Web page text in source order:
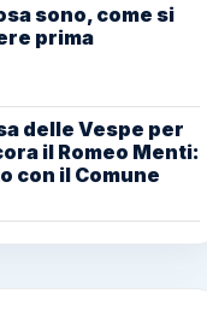
sono, come si
prima
delle Vespe per
il Romeo Menti:
con il Comune